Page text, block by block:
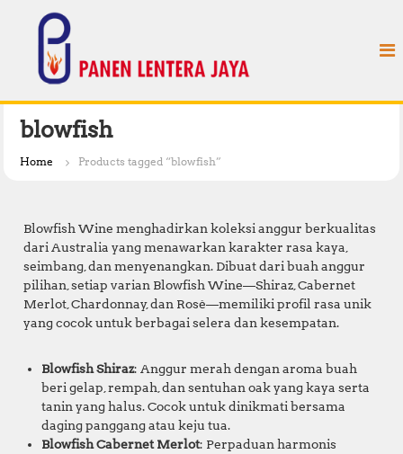
o
n
r
a
J
a
y
blowfish
Home Products tagged “blowfish”
Blowfish Wine menghadirkan koleksi anggur berkualitas
dari Australia yang menawarkan karakter rasa kaya,
seimbang, dan menyenangkan. Dibuat dari buah anggur
pilihan, setiap varian Blowfish Wine—Shiraz, Cabernet
Merlot, Chardonnay, dan Rosé—memiliki profil rasa unik
yang cocok untuk berbagai selera dan kesempatan.
Blowfish Shiraz: Anggur merah dengan aroma buah
beri gelap, rempah, dan sentuhan oak yang kaya serta
tanin yang halus. Cocok untuk dinikmati bersama
daging panggang atau keju tua.
Blowfish Cabernet Merlot: Perpaduan harmonis